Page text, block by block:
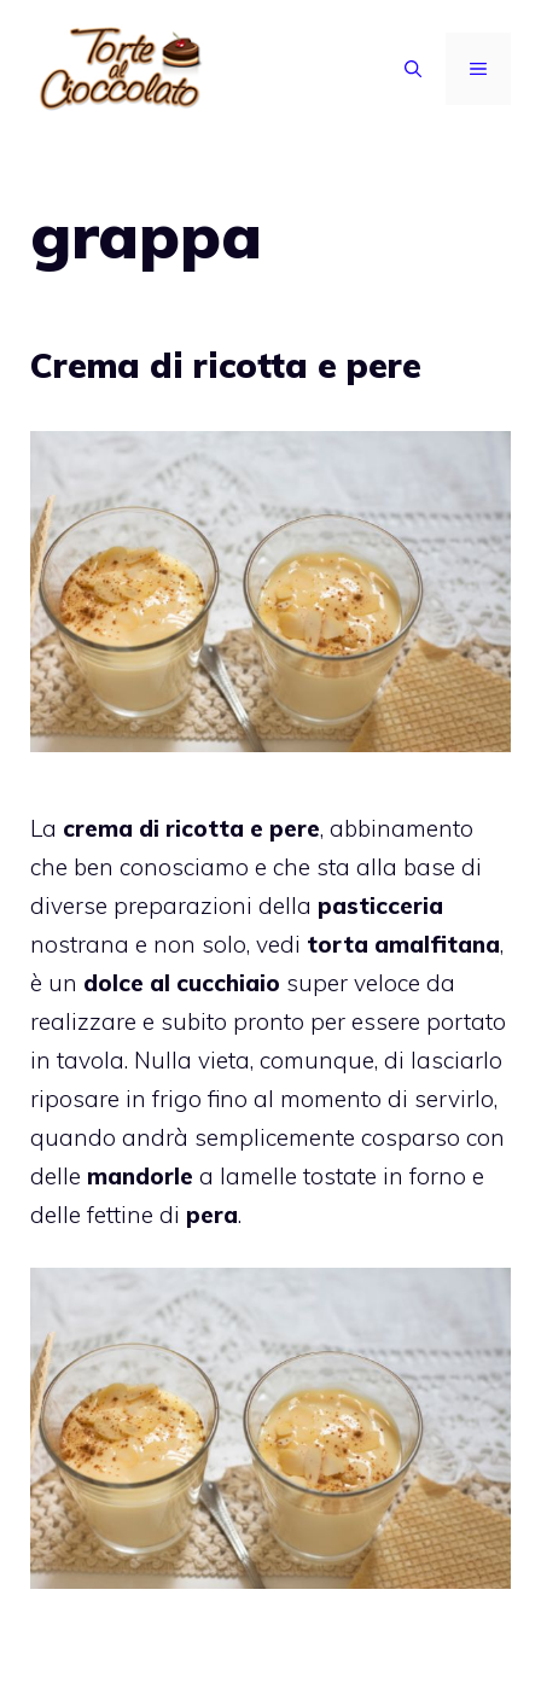
contenuto
MENU
grappa
Crema di ricotta e pere
La crema di ricotta e pere, abbinamento
che ben conosciamo e che sta alla base di
diverse preparazioni della pasticceria
nostrana e non solo, vedi torta amalfitana,
è un dolce al cucchiaio super veloce da
realizzare e subito pronto per essere portato
in tavola. Nulla vieta, comunque, di lasciarlo
riposare in frigo fino al momento di servirlo,
quando andrà semplicemente cosparso con
delle mandorle a lamelle tostate in forno e
delle fettine di pera.